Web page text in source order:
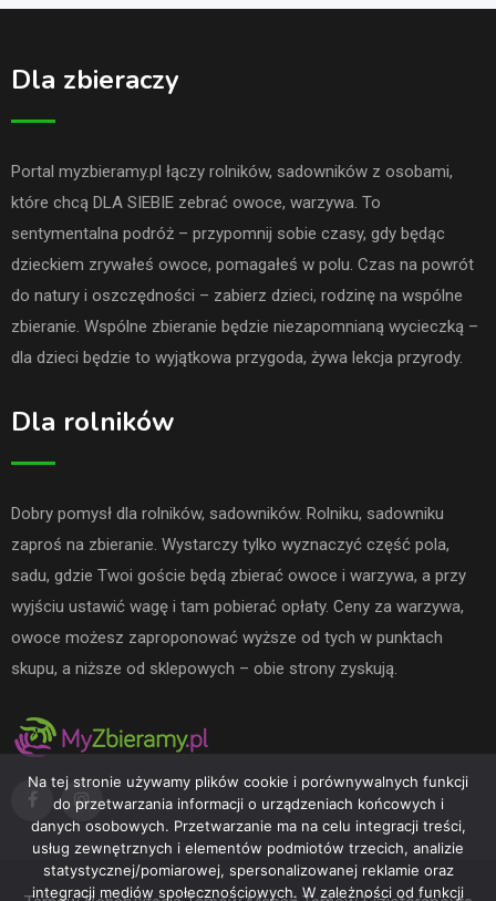
Dla zbieraczy
Portal myzbieramy.pl łączy rolników, sadowników z osobami,
które chcą DLA SIEBIE zebrać owoce, warzywa. To
sentymentalna podróż – przypomnij sobie czasy, gdy będąc
dzieckiem zrywałeś owoce, pomagałeś w polu. Czas na powrót
do natury i oszczędności – zabierz dzieci, rodzinę na wspólne
zbieranie. Wspólne zbieranie będzie niezapomnianą wycieczką –
dla dzieci będzie to wyjątkowa przygoda, żywa lekcja przyrody.
Dla rolników
Dobry pomysł dla rolników, sadowników. Rolniku, sadowniku
zaproś na zbieranie. Wystarczy tylko wyznaczyć część pola,
sadu, gdzie Twoi goście będą zbierać owoce i warzywa, a przy
wyjściu ustawić wagę i tam pobierać opłaty. Ceny za warzywa,
owoce możesz zaproponować wyższe od tych w punktach
skupu, a niższe od sklepowych – obie strony zyskują.
Na tej stronie używamy plików cookie i porównywalnych funkcji
do przetwarzania informacji o urządzeniach końcowych i
danych osobowych. Przetwarzanie ma na celu integracji treści,
usług zewnętrznych i elementów podmiotów trzecich, analizie
statystycznej/pomiarowej, spersonalizowanej reklamie oraz
integracji mediów społecznościowych. W zależności od funkcji